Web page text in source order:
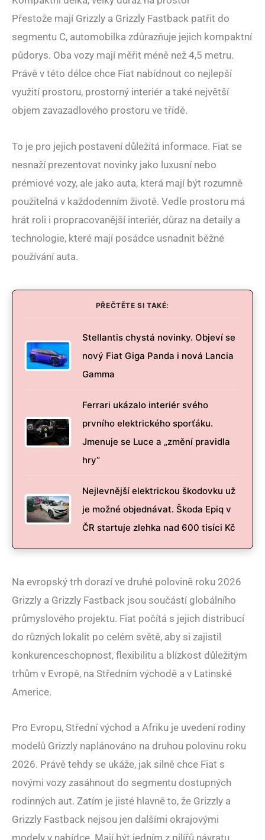
Přestože mají Grizzly a Grizzly Fastback patřit do
segmentu C, automobilka zdůrazňuje jejich kompaktní
půdorys. Oba vozy mají měřit méně než 4,5 metru.
Právě v této délce chce Fiat nabídnout co nejlepší
využití prostoru, prostorný interiér a také největší
objem zavazadlového prostoru ve třídě.
To je pro jejich postavení důležitá informace. Fiat se
nesnaží prezentovat novinky jako luxusní nebo
prémiové vozy, ale jako auta, která mají být rozumně
použitelná v každodenním životě. Vedle prostoru má
hrát roli i propracovanější interiér, důraz na detaily a
technologie, které mají posádce usnadnit běžné
používání auta.
PŘEČTĚTE SI TAKÉ:
Stellantis chystá novinky. Objeví se
nový Fiat Giga Panda i nová Lancia
Gamma
Ferrari ukázalo interiér svého
prvního elektrického sporťáku.
Jmenuje se Luce a „změní pravidla
hry“
Nejlevnější elektrickou škodovku už
je možné objednávat. Škoda Epiq v
ČR startuje zlehka nad 600 tisíci Kč
Na evropský trh dorazí ve druhé polovině roku 2026
Grizzly a Grizzly Fastback jsou součástí globálního
průmyslového projektu. Fiat počítá s jejich distribucí
do různých lokalit po celém světě, aby si zajistil
konkurenceschopnost, flexibilitu a blízkost důležitým
trhům v Evropě, na Středním východě a v Latinské
Americe.
Pro Evropu, Střední východ a Afriku je uvedení rodiny
modelů Grizzly naplánováno na druhou polovinu roku
2026. Právě tehdy se ukáže, jak silně chce Fiat s
novými vozy zasáhnout do segmentu dostupných
rodinných aut. Zatím je jisté hlavně to, že Grizzly a
Grizzly Fastback nejsou jen dalšími okrajovými